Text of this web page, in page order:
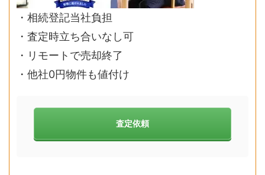
・相続登記当社負担
・査定時立ち合いなし可
・リモートで売却終了
・他社0円物件も値付け
査定依頼